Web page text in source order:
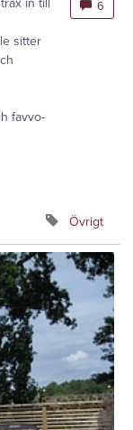
sitter
favvo-
6
Övrigt